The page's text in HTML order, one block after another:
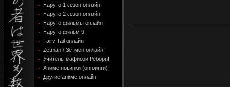
Наруто 1 сезон онлайн
Наруто 2 сезон онлайн
Наруто фильмы онлайн
Наруто фильм 9
Fairy Tail онлайн
Zetman / Зетмен онлайн
Учитель-мафиози Реборн!
Аниме новинки (онгоинги)
Другие аниме онлайн